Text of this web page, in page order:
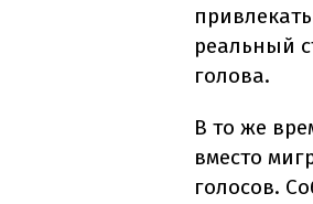
реальный
голова.
В то же
вместо
голосов.